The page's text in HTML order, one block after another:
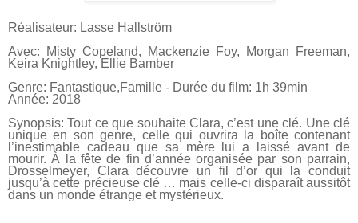
Réalisateur: Lasse Hallström
Avec: Misty Copeland, Mackenzie Foy, Morgan Freeman,
Keira Knightley, Ellie Bamber
Genre: Fantastique,Famille - Durée du film: 1h 39min
Année: 2018
Synopsis: Tout ce que souhaite Clara, c’est une clé. Une clé
unique en son genre, celle qui ouvrira la boîte contenant
l’inestimable cadeau que sa mère lui a laissé avant de
mourir. À la fête de fin d’année organisée par son parrain,
Drosselmeyer, Clara découvre un fil d’or qui la conduit
jusqu’à cette précieuse clé … mais celle-ci disparaît aussitôt
dans un monde étrange et mystérieux.